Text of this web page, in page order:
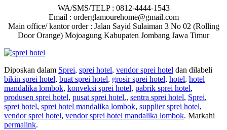
WA/SMS/TELP : 0812-4444-1543
Email : orderglamourehome@gmail.com
Main office/ kantor order : Jalan Sayid Sulaiman 3 No 02 (Rolling
Door Orange) Mojoagung Kabupaten Jombang Jawa Timur
Diposkan dalam Sprei, sprei hotel, vendor sprei hotel dan dilabeli
bikin sprei hotel, buat sprei hotel, grosir sprei hotel, hotel, hotel
mandalika lombok, konveksi sprei hotel, pabrik sprei hotel,
produsen sprei hotel, pusat sprei hotel., sentra sprei hotel, Sprei,
sprei hotel, sprei hotel mandalika lombok, supplier sprei hotel,
vendor sprei hotel, vendor sprei hotel mandalika lombok. Markahi
permalink.